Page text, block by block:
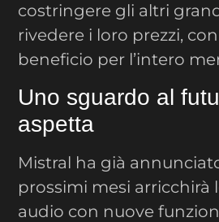
costringere gli altri
rivedere i loro prezzi,
beneficio per l’intero
Uno sguardo al
aspetta
Mistral ha già
prossimi mesi arricchirà
audio con nuove